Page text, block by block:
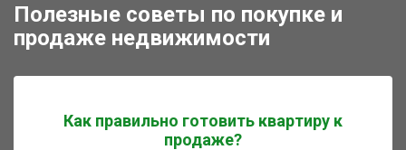
Полезные советы по покупке и
продаже недвижимости
Как правильно готовить квартиру к
продаже?